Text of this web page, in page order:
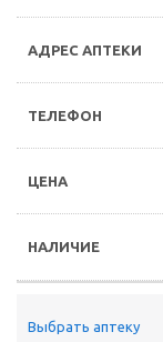
Выбрать аптеку